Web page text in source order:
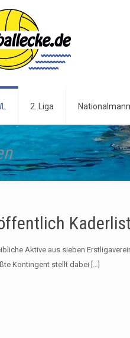
2. Liga
Aktive aus sieben
Kontingent stellt dabei […]